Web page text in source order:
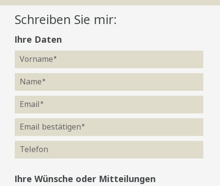
Schreiben Sie mir:
Ihre Daten
Ihre Wünsche oder Mitteilungen